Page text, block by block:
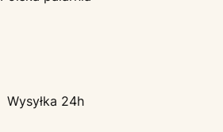
Wysyłka 24h